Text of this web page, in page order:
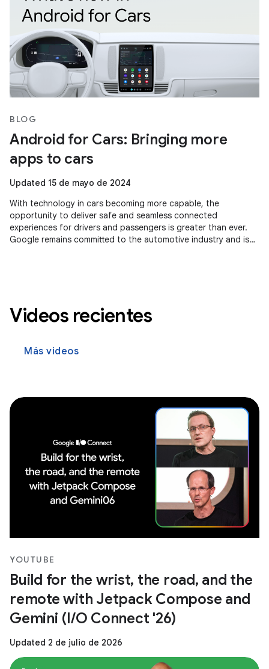
BLOG
Android for Cars: Bringing more
apps to cars
Updated 15 de mayo de 2024
With technology in cars becoming more capable, the
opportunity to deliver safe and seamless connected
experiences for drivers and passengers is greater than ever.
Google remains committed to the automotive industry and is
Videos recientes
Más videos
YOUTUBE
Build for the wrist, the road, and the
remote with Jetpack Compose and
Gemini (I/O Connect '26)
Updated 2 de julio de 2026